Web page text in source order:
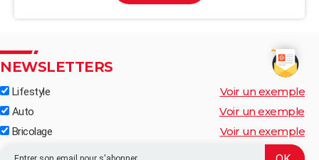
NEWSLETTERS
Lifestyle Voir un exemple
Auto Voir un exemple
Bricolage Voir un exemple